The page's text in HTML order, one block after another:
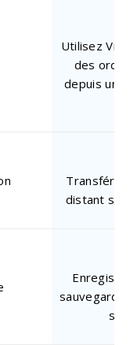
Utilisez
des
depuis un
distant
sur